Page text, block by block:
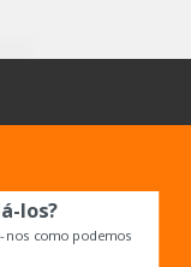
los?
como podemos